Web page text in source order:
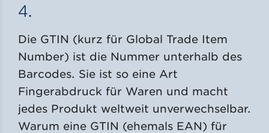
4.
Die GTIN (kurz für Global Trade Item
Number) ist die Nummer unterhalb des
Barcodes. Sie ist so eine Art
Fingerabdruck für Waren und macht
jedes Produkt weltweit unverwechselbar.
Warum eine GTIN (ehemals EAN) für